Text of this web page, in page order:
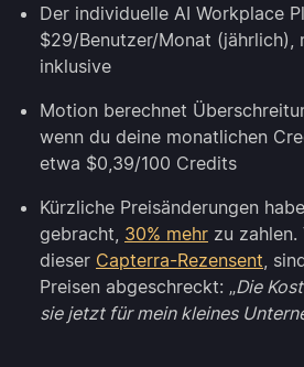
Der individuelle AI Workplace
$29/Benutzer/Monat (jährlich),
inklusive
Motion berechnet
wenn du deine monatlichen
etwa $0,39/100 Credits
Kürzliche Preisänderungen
gebracht, 30% mehr zu
dieser Capterra-Rezensent ,
Preisen abgeschreckt: „Die
sie jetzt für mein kleines